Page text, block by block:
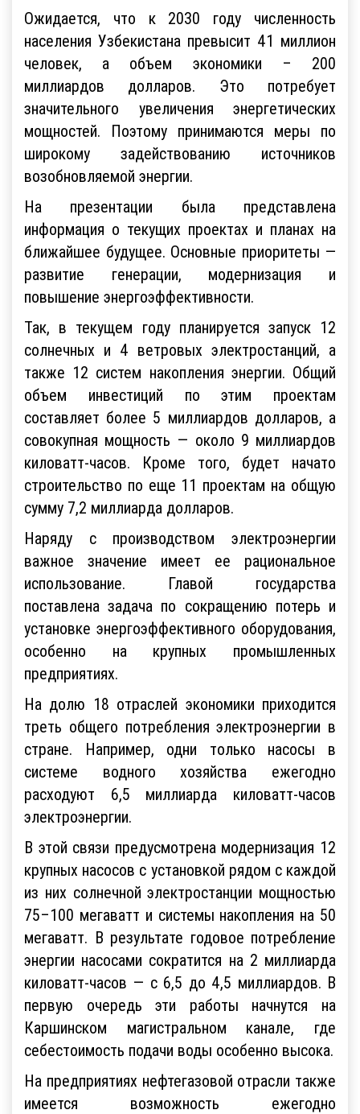
Ожидается, что к 2030 году численность
населения Узбекистана превысит 41 миллион
человек, а объем экономики – 200
миллиардов долларов. Это потребует
значительного увеличения энергетических
мощностей. Поэтому принимаются меры по
широкому задействованию источников
возобновляемой энергии.
На презентации была представлена
информация о текущих проектах и планах на
ближайшее будущее. Основные приоритеты —
развитие генерации, модернизация и
повышение энергоэффективности.
Так, в текущем году планируется запуск 12
солнечных и 4 ветровых электростанций, а
также 12 систем накопления энергии. Общий
объем инвестиций по этим проектам
составляет более 5 миллиардов долларов, а
совокупная мощность — около 9 миллиардов
киловатт-часов. Кроме того, будет начато
строительство по еще 11 проектам на общую
сумму 7,2 миллиарда долларов.
Наряду с производством электроэнергии
важное значение имеет ее рациональное
использование. Главой государства
поставлена задача по сокращению потерь и
установке энергоэффективного оборудования,
особенно на крупных промышленных
предприятиях.
На долю 18 отраслей экономики приходится
треть общего потребления электроэнергии в
стране. Например, одни только насосы в
системе водного хозяйства ежегодно
расходуют 6,5 миллиарда киловатт-часов
электроэнергии.
В этой связи предусмотрена модернизация 12
крупных насосов с установкой рядом с каждой
из них солнечной электростанции мощностью
75–100 мегаватт и системы накопления на 50
мегаватт. В результате годовое потребление
энергии насосами сократится на 2 миллиарда
киловатт-часов — с 6,5 до 4,5 миллиардов. В
первую очередь эти работы начнутся на
Каршинском магистральном канале, где
себестоимость подачи воды особенно высока.
На предприятиях нефтегазовой отрасли также
имеется возможность ежегодно